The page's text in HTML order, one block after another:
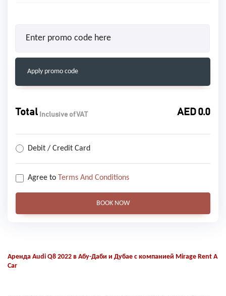
Apply promo code
Total Inclusive of VAT AED 0.0
Debit / Credit Card
Agree to Terms And Conditions
BOOK NOW
Аренда Audi Q8 2022 в Абу-Даби и Дубае с компанией Mirage Rent A
Car